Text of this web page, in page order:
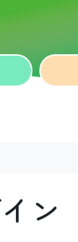
ン